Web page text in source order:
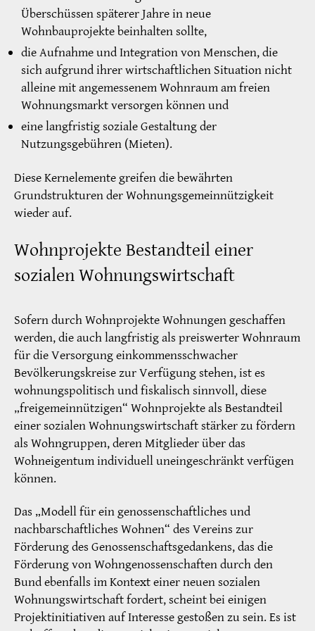
Überschüssen späterer Jahre in neue
Wohnbauprojekte beinhalten sollte,
die Aufnahme und Integration von Menschen, die
sich aufgrund ihrer wirtschaftlichen Situation nicht
alleine mit angemessenem Wohnraum am freien
Wohnungsmarkt versorgen können und
eine langfristig soziale Gestaltung der
Nutzungsgebühren (Mieten).
Diese Kernelemente greifen die bewährten
Grundstrukturen der Wohnungsgemeinnützigkeit
wieder auf.
Wohnprojekte Bestandteil einer
sozialen Wohnungswirtschaft
Sofern durch Wohnprojekte Wohnungen geschaffen
werden, die auch langfristig als preiswerter Wohnraum
für die Versorgung einkommensschwacher
Bevölkerungskreise zur Verfügung stehen, ist es
wohnungspolitisch und fiskalisch sinnvoll, diese
„freigemeinnützigen“ Wohnprojekte als Bestandteil
einer sozialen Wohnungswirtschaft stärker zu fördern
als Wohngruppen, deren Mitglieder über das
Wohneigentum individuell uneingeschränkt verfügen
können.
Das „Modell für ein genossenschaftliches und
nachbarschaftliches Wohnen“ des Vereins zur
Förderung des Genossenschaftsgedankens, das die
Förderung von Wohngenossenschaften durch den
Bund ebenfalls im Kontext einer neuen sozialen
Wohnungswirtschaft fordert, scheint bei einigen
Projektinitiativen auf Interesse gestoßen zu sein. Es ist